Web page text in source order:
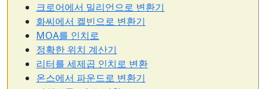
크로어에서 밀리언으로 변환기
화씨에서 켈빈으로 변환기
MOA를 인치로
정확한 위치 계산기
리터를 세제곱 인치로 변환
온스에서 파운드로 변환기